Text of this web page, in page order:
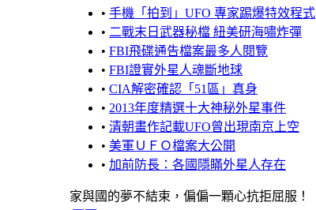
• 手機「拍到」UFO 專家踢爆特效程式
• 二戰末日武器秘檔 紐美研海嘯炸彈
• FBI飛碟通告檔案最多人閱覽
• FBI證實外星人魂斷地球
• CIA解密確認「51區」真身
• 2013年度精選十大神秘外星事件
• 清朝畫作記載UFO曾出現南京上空
• 美軍ＵＦＯ檔案大公開
• 加前防長：各國隱瞞外星人存在
家與國的夢不結束，偏偏一顆心抗拒屈服！